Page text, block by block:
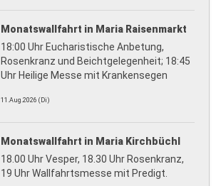
Monatswallfahrt in Maria Raisenmarkt
18:00 Uhr Eucharistische Anbetung,
Rosenkranz und Beichtgelegenheit; 18:45
Uhr Heilige Messe mit Krankensegen
11.Aug.2026 (Di)
Monatswallfahrt in Maria Kirchbüchl
18.00 Uhr Vesper, 18.30 Uhr Rosenkranz,
19 Uhr Wallfahrtsmesse mit Predigt.